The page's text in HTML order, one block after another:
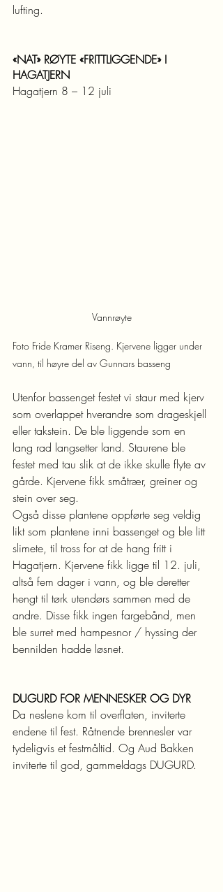
lufting.
«NAT» RØYTE «FRITTLIGGENDE» I
HAGATJERN
Hagatjern 8 – 12 juli
Vannrøyte
Foto Fride Kramer Riseng. Kjervene ligger under
vann, til høyre del av Gunnars basseng
Utenfor bassenget festet vi staur med kjerv
som overlappet hverandre som drageskjell
eller takstein. De ble liggende som en
lang rad langsetter land. Staurene ble
festet med tau slik at de ikke skulle flyte av
gårde. Kjervene fikk småtrær, greiner og
stein over seg.
Også disse plantene oppførte seg veldig
likt som plantene inni bassenget og ble litt
slimete, til tross for at de hang fritt i
Hagatjern. Kjervene fikk ligge til 12. juli,
altså fem dager i vann, og ble deretter
hengt til tørk utendørs sammen med de
andre. Disse fikk ingen fargebånd, men
ble surret med hampesnor / hyssing der
bennilden hadde løsnet.
DUGURD FOR MENNESKER OG DYR
Da neslene kom til overflaten, inviterte
endene til fest. Råtnende brennesler var
tydeligvis et festmåltid. Og Aud Bakken
inviterte til god, gammeldags DUGURD.